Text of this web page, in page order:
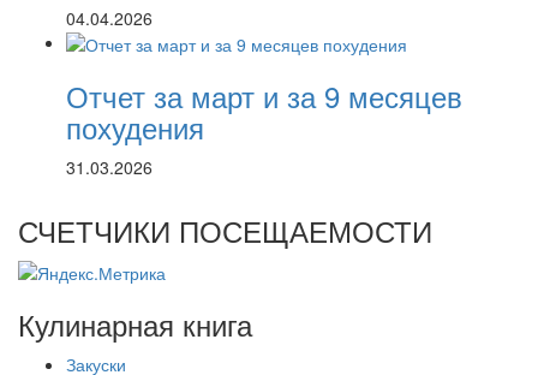
04.04.2026
Отчет за март и за 9 месяцев
похудения
31.03.2026
СЧЕТЧИКИ ПОСЕЩАЕМОСТИ
Кулинарная книга
Закуски